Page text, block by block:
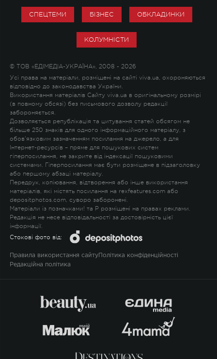
СПЕЦТЕМИ БІЗНЕС ОБКЛАДИНКИ
КОЛУМНІСТИ
© ТОВ «ЕДІМЕДІА-УКРАЇНА», 2008 - 2026
Усі права на матеріали, розміщені на сайті viva.ua, охороняються
відповідно до законодавства України.
Використання матеріалів Сайту viva.ua в оригінальному розмірі
(в повному обсязі) без письмового дозволу редакції
забороняється.
Дозволяється републікація та цитування статей обсягом не
більше 250 знаків для одного інформаційного матеріалу, з
обов'язковим зазначенням посилання на джерело, а для
Інтернет-ресурсів – пряме для пошукових систем
гіперпосилання, не закрите від індексації пошуковими
системами. Гіперпосилання має бути розміщене в підзаголовку
або першому абзаці матеріалу.
Передрук, копіювання, відтворення або інше використання
матеріалів, які містять посилання на rexfeatures.com або
depositphotos.com, суворо заборонені.
Матеріали із позначками! та P розміщені на правах реклами.
Редакція не несе відповідальності за достовірність цієї
інформації.
Стокові фото від:
Правила використання сайту Політика конфіденційності
Редакційна політика